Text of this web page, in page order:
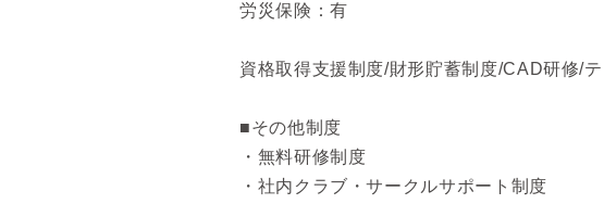
労災保険：有
資格取得支援制度/財形貯蓄制度/CAD研修/
■その他制度
・無料研修制度
・社内クラブ・サークルサポート制度